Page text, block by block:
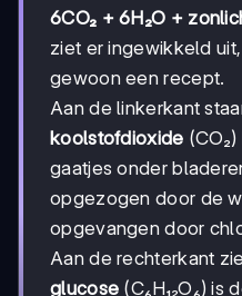
6CO₂ + 6H₂O +
ziet er ingewikkeld
gewoon een recept.
Aan de linkerkant
koolstofdioxide
gaatjes onder
opgezogen door de
opgevangen door
Aan de rechterkant
glucose (C₆H₁₂O₆) is